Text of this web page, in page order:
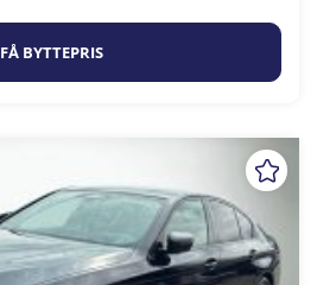
FÅ BYTTEPRIS